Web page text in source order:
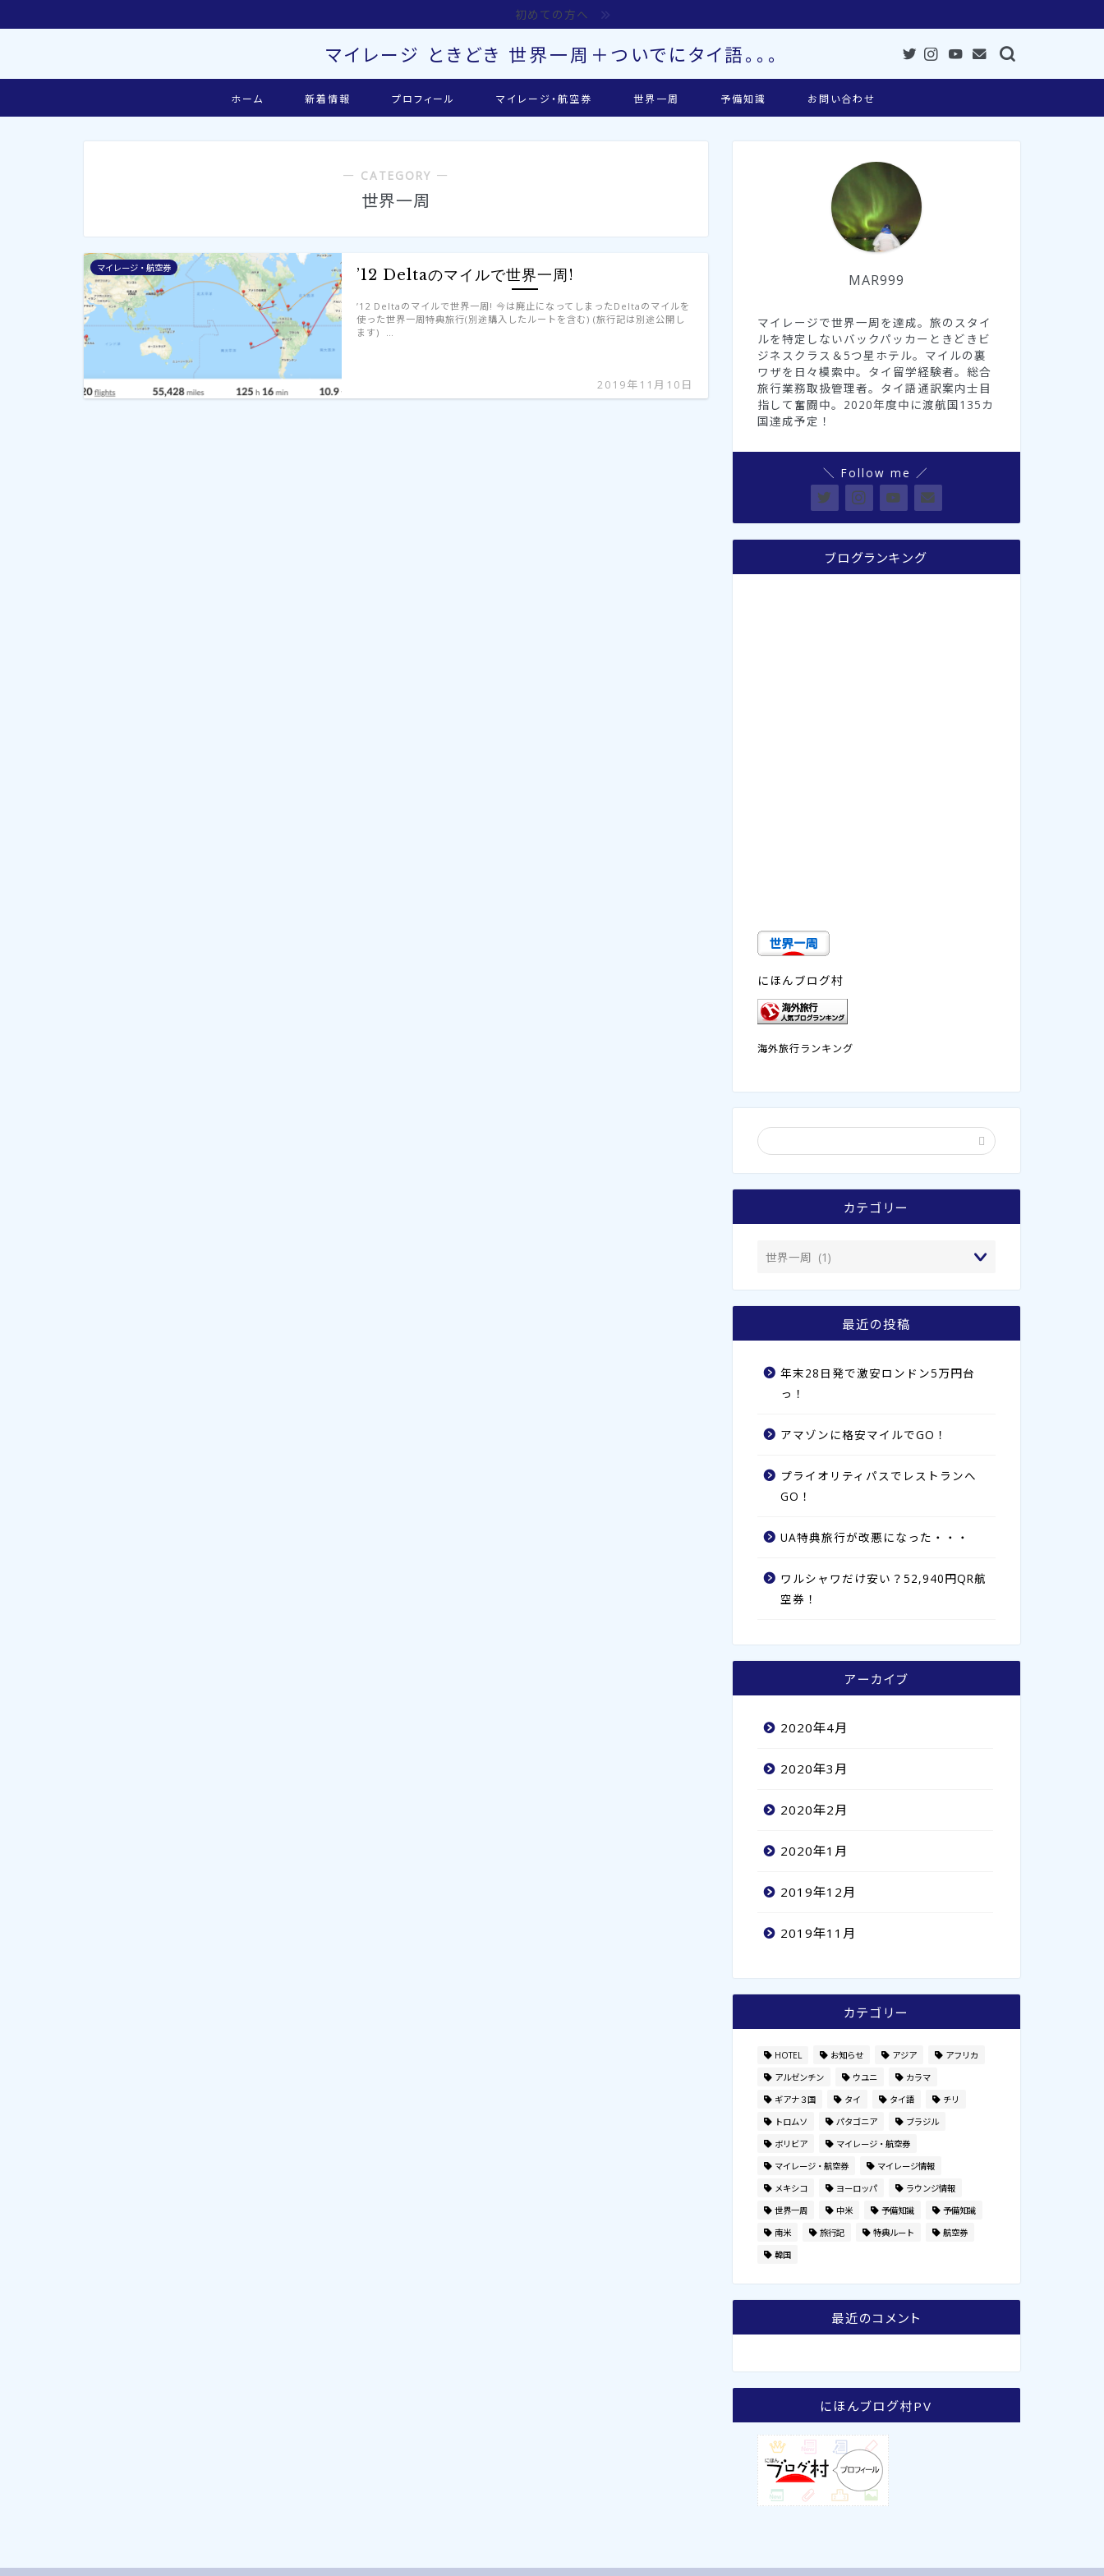
初めての方へ
マイレージ ときどき 世界一周＋ついでにタイ語。。。
ホーム 新着情報 プロフィール マイレージ・航空券 世界一周 予備知識 お問い合わせ
― CATEGORY ―
世界一周
マイレージ・航空券 ’12 Deltaのマイルで世界一周!
2019年11月10日
’12 Deltaのマイルで世界一周! 今は廃止になってしまったDeltaのマイルを
使った世界一周特典旅行(別途購入したルートを含む) (旅行記は別途公開し
ます) …
MAR999
マイレージで世界一周を達成。旅のスタイ
ルを特定しないバックパッカーときどきビ
ジネスクラス＆5つ星ホテル。マイルの裏
ワザを日々模索中。タイ留学経験者。総合
旅行業務取扱管理者。タイ語通訳案内士目
指して奮闘中。2020年度中に渡航国135カ
国達成予定！
＼ Follow me ／
ブログランキング
にほんブログ村
海外旅行ランキング
カテゴリー
最近の投稿
年末28日発で激安ロンドン5万円台
っ！
アマゾンに格安マイルでGO！
プライオリティパスでレストランへ
GO！
UA特典旅行が改悪になった・・・
ワルシャワだけ安い？52,940円QR航
空券！
アーカイブ
2020年4月
2020年3月
2020年2月
2020年1月
2019年12月
2019年11月
カテゴリー
HOTEL お知らせ アジア
アフリカ
アルゼンチン
ウユニ
カラマ
ギアナ３国
タイ タイ語
チリ
トロムソ
パタゴニア
ブラジル
ボリビア
マイレージ・航空券
マイレージ・航空券
マイレージ情報
メキシコ
ヨーロッパ
ラウンジ情報
世界一周
中米 予備知識
予備知識
南米
旅行記 特典ルート
航空券
韓国
最近のコメント
にほんブログ村PV